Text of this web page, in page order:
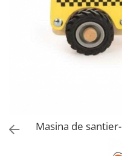
accesorii scaun avion
Masina de